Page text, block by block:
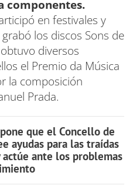
componentes.
en festivales y
los discos Sons de
diversos
el Premio da Música
la composición
Prada.
que el Concello de
ayudas para las traídas
actúe ante los problemas